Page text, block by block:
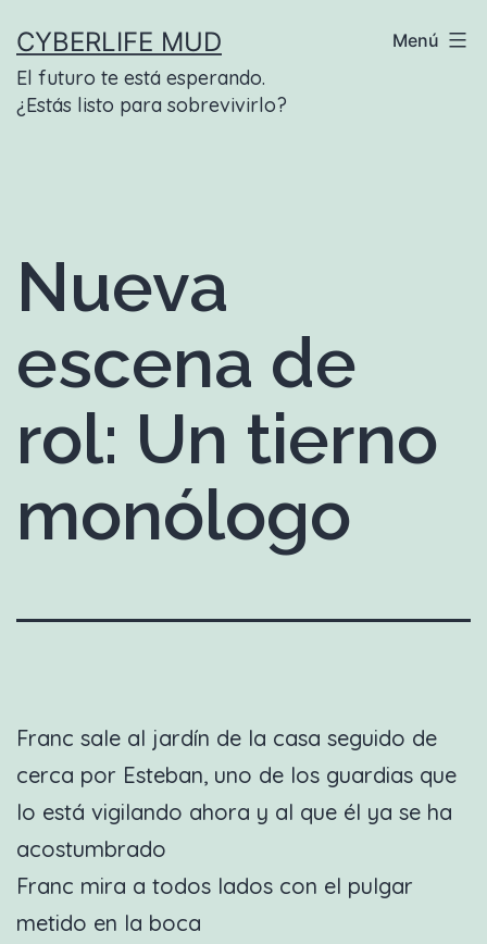
contenido
CYBERLIFE MUD
El futuro te está esperando.
¿Estás listo para sobrevivirlo?
Menú
Nueva
escena de
rol: Un tierno
monólogo
Franc sale al jardín de la casa seguido de
cerca por Esteban, uno de los guardias que
lo está vigilando ahora y al que él ya se ha
acostumbrado
Franc mira a todos lados con el pulgar
metido en la boca